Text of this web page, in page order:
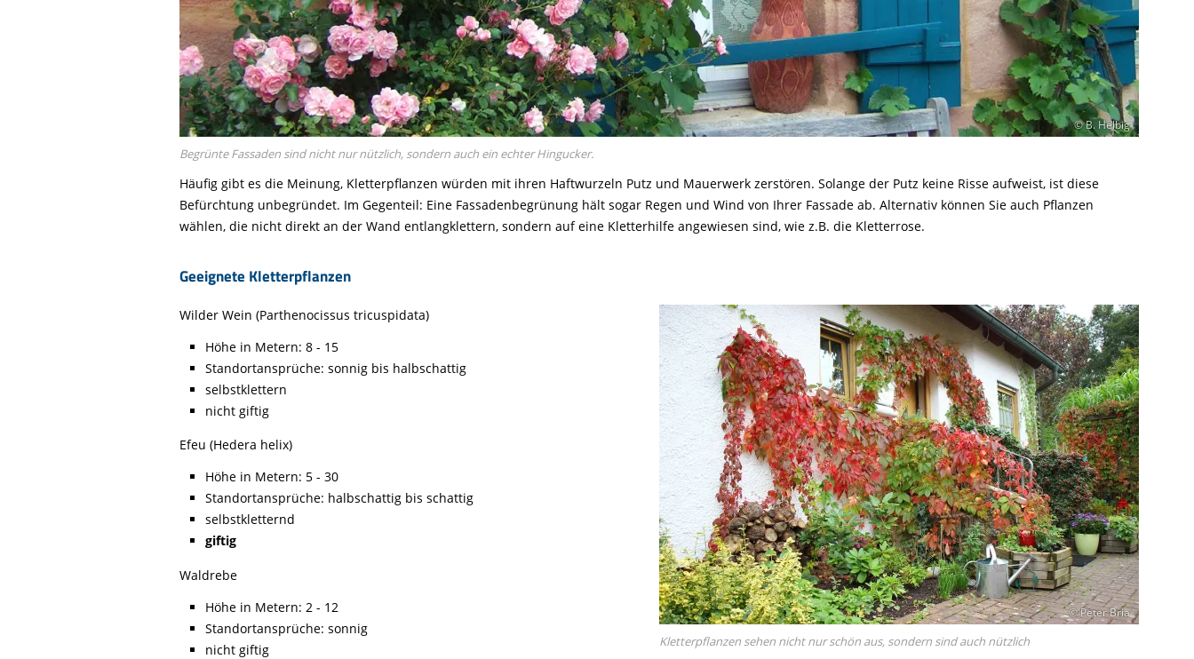
© B. Helbig
Begrünte Fassaden sind nicht nur nützlich, sondern auch ein echter Hingucker.
Häufig gibt es die Meinung, Kletterpflanzen würden mit ihren Haftwurzeln Putz und Mauerwerk zerstören. Solange der Putz keine Risse aufweist, ist diese
Befürchtung unbegründet. Im Gegenteil: Eine Fassadenbegrünung hält sogar Regen und Wind von Ihrer Fassade ab. Alternativ können Sie auch Pflanzen
wählen, die nicht direkt an der Wand entlangklettern, sondern auf eine Kletterhilfe angewiesen sind, wie z.B. die Kletterrose.
Geeignete Kletterpflanzen
© Peter Bria
Kletterpflanzen sehen nicht nur schön aus, sondern sind auch nützlich
Wilder Wein (Parthenocissus tricuspidata)
Höhe in Metern: 8 - 15
Standortansprüche: sonnig bis halbschattig
selbstklettern
nicht giftig
Efeu (Hedera helix)
Höhe in Metern: 5 - 30
Standortansprüche: halbschattig bis schattig
selbstkletternd
giftig
Waldrebe
Höhe in Metern: 2 - 12
Standortansprüche: sonnig
nicht giftig